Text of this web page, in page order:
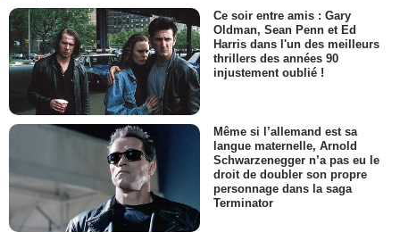
Ce soir entre amis : Gary
Oldman, Sean Penn et Ed
Harris dans l'un des meilleurs
thrillers des années 90
injustement oublié !
Même si l’allemand est sa
langue maternelle, Arnold
Schwarzenegger n’a pas eu le
droit de doubler son propre
personnage dans la saga
Terminator